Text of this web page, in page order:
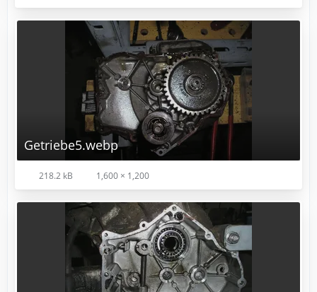
Getriebe5.webp
218.2 kB 1,600 × 1,200